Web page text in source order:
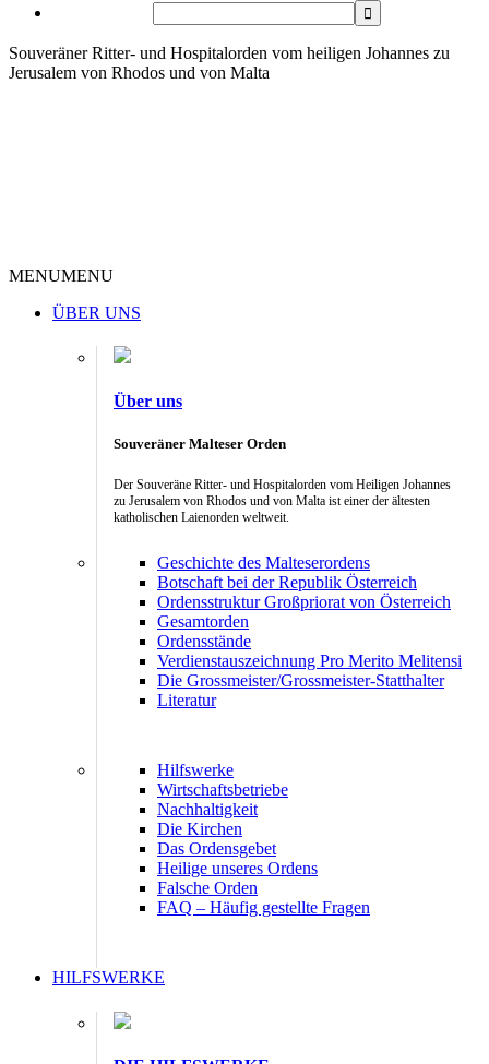
Souveräner Ritter- und Hospitalorden vom heiligen Johannes zu
Jerusalem von Rhodos und von Malta
MENUMENU
ÜBER UNS
Über uns
Souveräner Malteser Orden
Der Souveräne Ritter- und Hospitalorden vom Heiligen Johannes
zu Jerusalem von Rhodos und von Malta ist einer der ältesten
katholischen Laienorden weltweit.
Geschichte des Malteserordens
Botschaft bei der Republik Österreich
Ordensstruktur Großpriorat von Österreich
Gesamtorden
Ordensstände
Verdienstauszeichnung Pro Merito Melitensi
Die Grossmeister/Grossmeister-Statthalter
Literatur
Hilfswerke
Wirtschaftsbetriebe
Nachhaltigkeit
Die Kirchen
Das Ordensgebet
Heilige unseres Ordens
Falsche Orden
FAQ – Häufig gestellte Fragen
HILFSWERKE